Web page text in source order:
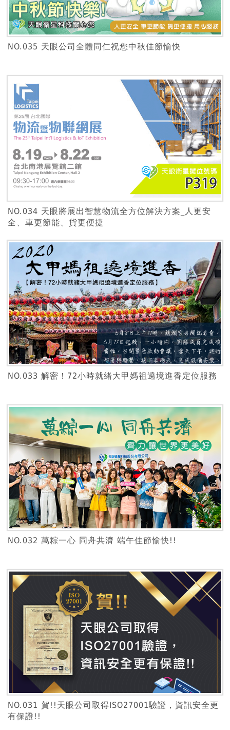
NO.035 天眼公司全體同仁祝您中秋佳節愉快
NO.034 天眼將展出智慧物流全方位解決方案_人更安
全、車更節能、貨更便捷
NO.033 解密！72小時就緒大甲媽祖遶境進香定位服務
NO.032 萬粽一心 同舟共濟 端午佳節愉快!!
NO.031 賀!!天眼公司取得ISO27001驗證，資訊安全更
有保證!!